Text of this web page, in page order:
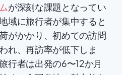
が深刻な課題となってい
域に旅行者が集中すると
がかかり、初めての訪問
れ、再訪率が低下しま
行者は出発の6〜12か月